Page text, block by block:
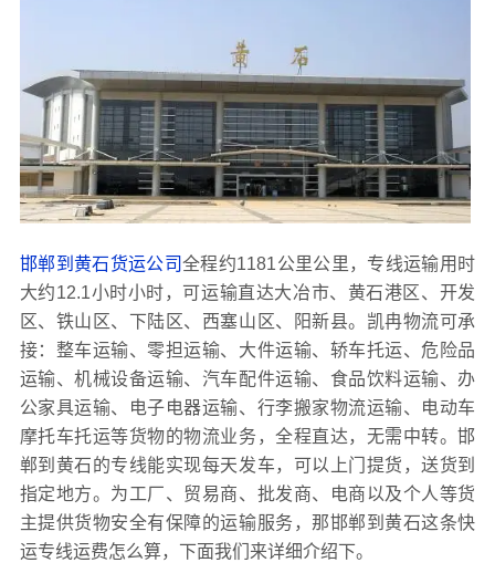
邯郸到黄石货运公司全程约1181公里公里，专线运输用时
大约12.1小时小时，可运输直达大冶市、黄石港区、开发
区、铁山区、下陆区、西塞山区、阳新县。凯冉物流可承
接：整车运输、零担运输、大件运输、轿车托运、危险品
运输、机械设备运输、汽车配件运输、食品饮料运输、办
公家具运输、电子电器运输、行李搬家物流运输、电动车
摩托车托运等货物的物流业务，全程直达，无需中转。邯
郸到黄石的专线能实现每天发车，可以上门提货，送货到
指定地方。为工厂、贸易商、批发商、电商以及个人等货
主提供货物安全有保障的运输服务，那邯郸到黄石这条快
运专线运费怎么算，下面我们来详细介绍下。